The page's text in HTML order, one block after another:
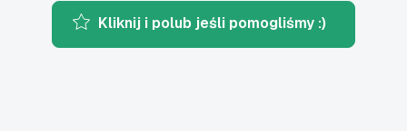
Kliknij i polub jeśli pomogliśmy :)